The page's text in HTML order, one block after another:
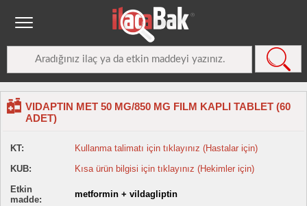
VIDAPTIN MET 50 MG/850 MG FILM KAPLI TABLET (60
ADET)
KT:
Kullanma talimatı için tıklayınız (Hastalar için)
KUB:
Kısa ürün bilgisi için tıklayınız (Hekimler için)
Etkin
madde:
metformin + vildagliptin